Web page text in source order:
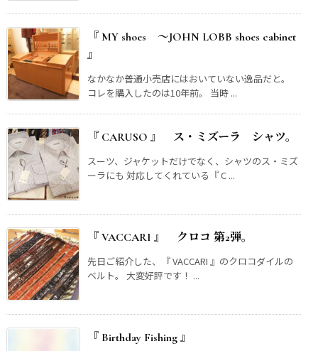
『 MY shoes ～JOHN LOBB shoes cabinet
』
なかなか普通小売店にはおいていない逸品だと。
コレを購入したのは10年前。 当時 ...
『 CARUSO 』 ス・ミズーラ シャツ。
スーツ、ジャケットだけでなく、シャツのス・ミズ
ーラにも 対応してくれている『 C ...
『 VACCARI 』 クロコ 第2弾。
先日ご紹介した、『 VACCARI 』のクロコダイルの
ベルト。 大変好評です！ ...
『 Birthday Fishing 』